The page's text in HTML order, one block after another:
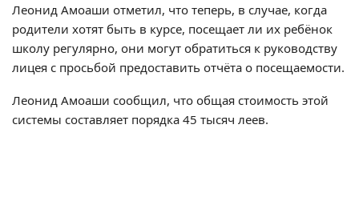
Леонид Амоаши отметил, что теперь, в случае, когда
родители хотят быть в курсе, посещает ли их ребёнок
школу регулярно, они могут обратиться к руководству
лицея с просьбой предоставить отчёта о посещаемости.
Леонид Амоаши сообщил, что общая стоимость этой
системы составляет порядка 45 тысяч леев.